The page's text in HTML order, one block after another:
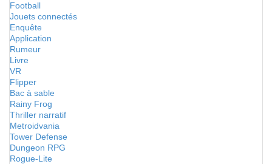
Football
Jouets connectés
Enquête
Application
Rumeur
Livre
VR
Flipper
Bac à sable
Rainy Frog
Thriller narratif
Metroidvania
Tower Defense
Dungeon RPG
Rogue-Lite